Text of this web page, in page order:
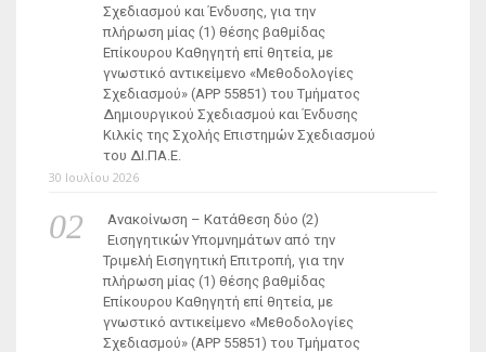
Σχεδιασμού και Ένδυσης, για την
πλήρωση μίας (1) θέσης βαθμίδας
Επίκουρου Καθηγητή επί θητεία, με
γνωστικό αντικείμενο «Μεθοδολογίες
Σχεδιασμού» (ΑΡΡ 55851) του Τμήματος
Δημιουργικού Σχεδιασμού και Ένδυσης
Κιλκίς της Σχολής Επιστημών Σχεδιασμού
του ΔΙ.ΠΑ.Ε.
30 Ιουλίου 2026
Ανακοίνωση – Κατάθεση δύο (2)
Εισηγητικών Υπομνημάτων από την
Τριμελή Εισηγητική Επιτροπή, για την
πλήρωση μίας (1) θέσης βαθμίδας
Επίκουρου Καθηγητή επί θητεία, με
γνωστικό αντικείμενο «Μεθοδολογίες
Σχεδιασμού» (ΑΡΡ 55851) του Τμήματος